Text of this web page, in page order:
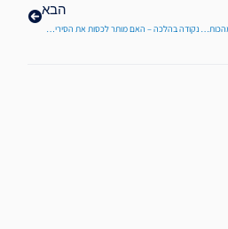
המרגלים והמלחמה על הארץ – אורות מהכותל לפרשת שלח מפי מו"ר ראש ישיבת הכותל- הרב ברוך וידר שליט"א
הבא
נקודה בהלכה – האם מותר לכסות את הסירים שעל גבי הפלטה בשמיכה בערב שבת ובשבת?